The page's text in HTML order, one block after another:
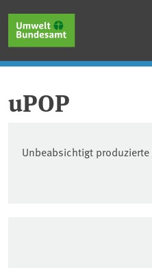
uPOP
Unbeabsichtigt produzierte